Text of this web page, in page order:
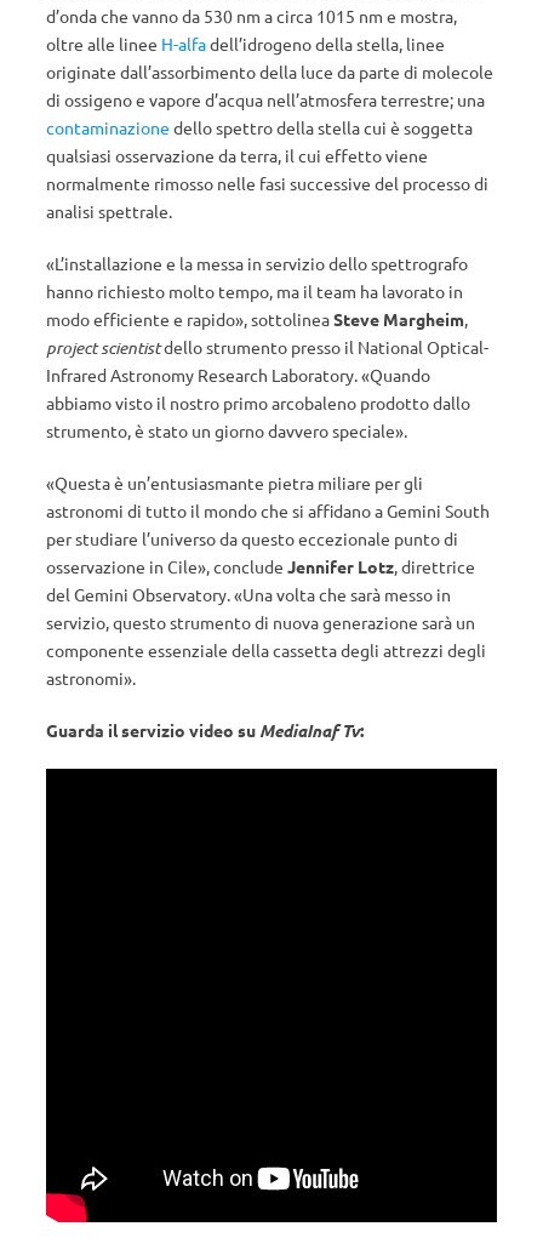
d’onda che vanno da 530 nm a circa 1015 nm e mostra,
oltre alle linee H-alfadell’idrogeno della stella, linee
originate dall’assorbimento della luce da parte di molecole
di ossigeno e vapore d’acqua nell’atmosfera terrestre; una
contaminazione dello spettro della stella cui è soggetta
qualsiasi osservazione da terra, il cui effetto viene
normalmente rimosso nelle fasi successive del processo di
analisi spettrale.
«L’installazione e la messa in servizio dello spettrografo
hanno richiesto molto tempo, ma il team ha lavorato in
modo efficiente e rapido», sottolineaSteve Margheim,
project scientistdello strumento presso il National Optical-
Infrared Astronomy Research Laboratory. «Quando
abbiamo visto il nostro primo arcobaleno prodotto dallo
strumento, è stato un giorno davvero speciale».
«Questa è un’entusiasmante pietra miliare per gli
astronomi di tutto il mondo che si affidano a Gemini South
per studiare l’universo da questo eccezionale punto di
osservazione in Cile», conclude Jennifer Lotz, direttrice
del Gemini Observatory. «Una volta che sarà messo in
servizio, questo strumento di nuova generazione sarà un
componente essenziale della cassetta degli attrezzi degli
astronomi».
Guarda il servizio video su MediaInaf Tv: